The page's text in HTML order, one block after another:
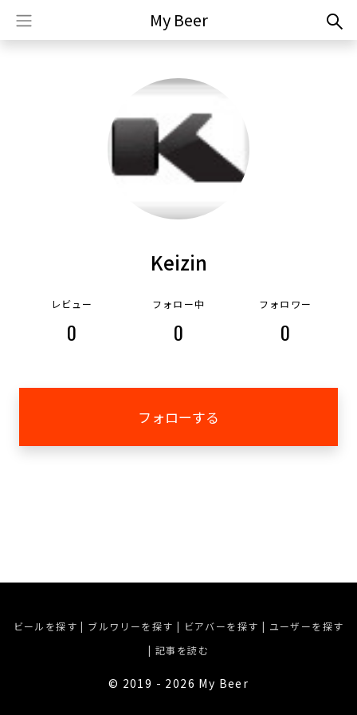
My Beer
Keizin
レビュー フォロー中 フォロワー
0 0 0
フォローする
ビールを探す | ブルワリーを探す | ビアバーを探す | ユーザーを探す
| 記事を読む
©︎ 2019 - 2026 My Beer